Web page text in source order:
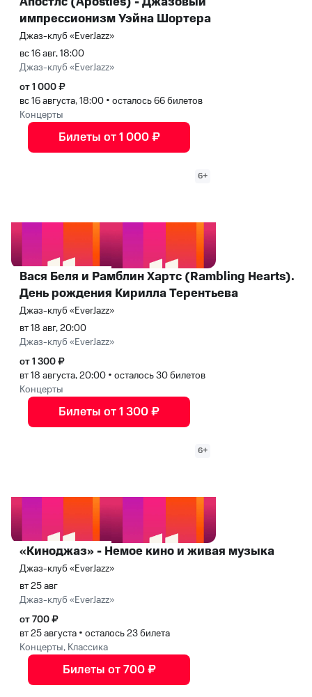
импрессионизм Уэйна Шортера
Джаз-клуб «EverJazz»
вс 16 авг, 18:00
Джаз-клуб «EverJazz»
от 1 000 ₽
вс 16 августа, 18:00 • осталось 66 билетов
Концерты
Билеты от 1 000 ₽
6+
Вася Беля и Рамблин Хартс (Rambling Hearts).
День рождения Кирилла Терентьева
Джаз-клуб «EverJazz»
вт 18 авг, 20:00
Джаз-клуб «EverJazz»
от 1 300 ₽
вт 18 августа, 20:00 • осталось 30 билетов
Концерты
Билеты от 1 300 ₽
6+
«Киноджаз» - Немое кино и живая музыка
Джаз-клуб «EverJazz»
вт 25 авг
Джаз-клуб «EverJazz»
от 700 ₽
вт 25 августа • осталось 23 билета
Концерты, Классика
Билеты от 700 ₽